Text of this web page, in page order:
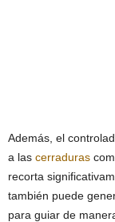
Además, el
a las cerraduras
recorta
también puede
para guiar de